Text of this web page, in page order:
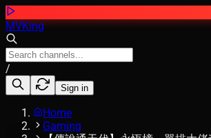
MVKing
/
Sign in
Home
Gaming